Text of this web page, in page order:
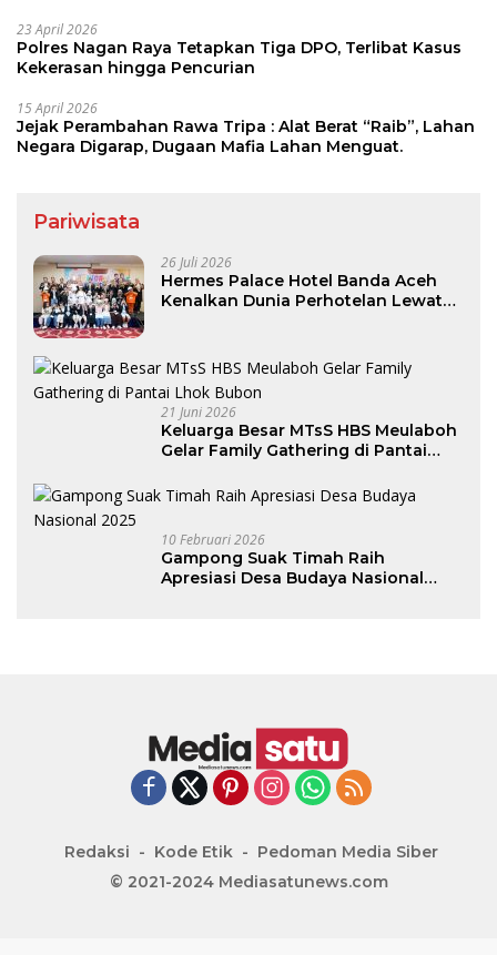
23 April 2026
Polres Nagan Raya Tetapkan Tiga DPO, Terlibat Kasus
Kekerasan hingga Pencurian
15 April 2026
Jejak Perambahan Rawa Tripa : Alat Berat “Raib”, Lahan
Negara Digarap, Dugaan Mafia Lahan Menguat.
Pariwisata
26 Juli 2026
Hermes Palace Hotel Banda Aceh
Kenalkan Dunia Perhotelan Lewat
21 Juni 2026
Keluarga Besar MTsS HBS Meulaboh
Gelar Family Gathering di Pantai
10 Februari 2026
Gampong Suak Timah Raih
Apresiasi Desa Budaya Nasional
Redaksi Kode Etik
Pedoman Media Siber
© 2021-2024 Mediasatunews.com